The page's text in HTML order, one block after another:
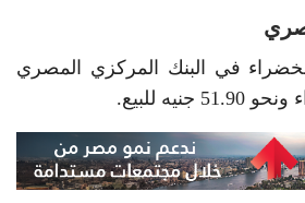
في البنك المركزي المصري